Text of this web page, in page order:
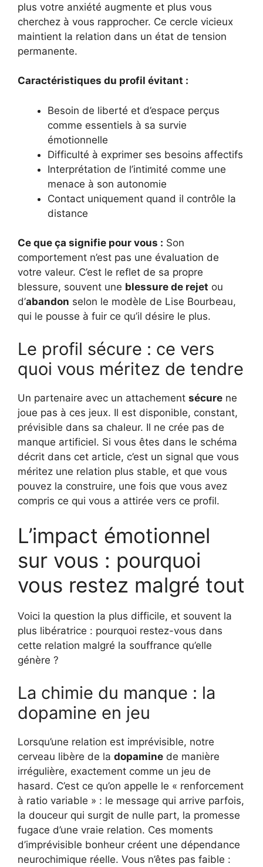
plus votre anxiété augmente et plus vous
cherchez à vous rapprocher. Ce cercle vicieux
maintient la relation dans un état de tension
permanente.
Caractéristiques du profil évitant :
Besoin de liberté et d’espace perçus
comme essentiels à sa survie
émotionnelle
Difficulté à exprimer ses besoins affectifs
Interprétation de l’intimité comme une
menace à son autonomie
Contact uniquement quand il contrôle la
distance
Ce que ça signifie pour vous : Son
comportement n’est pas une évaluation de
votre valeur. C’est le reflet de sa propre
blessure, souvent une blessure de rejet ou
d’abandon selon le modèle de Lise Bourbeau,
qui le pousse à fuir ce qu’il désire le plus.
Le profil sécure : ce vers
quoi vous méritez de tendre
Un partenaire avec un attachement sécure ne
joue pas à ces jeux. Il est disponible, constant,
prévisible dans sa chaleur. Il ne crée pas de
manque artificiel. Si vous êtes dans le schéma
décrit dans cet article, c’est un signal que vous
méritez une relation plus stable, et que vous
pouvez la construire, une fois que vous avez
compris ce qui vous a attirée vers ce profil.
L’impact émotionnel
sur vous : pourquoi
vous restez malgré tout
Voici la question la plus difficile, et souvent la
plus libératrice : pourquoi restez-vous dans
cette relation malgré la souffrance qu’elle
génère ?
La chimie du manque : la
dopamine en jeu
Lorsqu’une relation est imprévisible, notre
cerveau libère de la dopamine de manière
irrégulière, exactement comme un jeu de
hasard. C’est ce qu’on appelle le « renforcement
à ratio variable » : le message qui arrive parfois,
la douceur qui surgit de nulle part, la promesse
fugace d’une vraie relation. Ces moments
d’imprévisible bonheur créent une dépendance
neurochimique réelle. Vous n’êtes pas faible :